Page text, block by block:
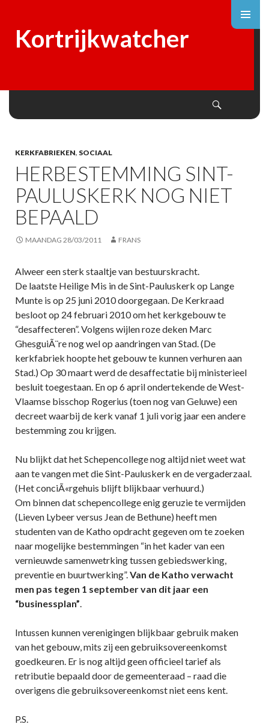
Kortrijkwatcher
KERKFABRIEKEN, SOCIAAL
HERBESTEMMING SINT-
PAULUSKERK NOG NIET
BEPAALD
MAANDAG 28/03/2011 FRANS
Alweer een sterk staaltje van bestuurskracht.
De laatste Heilige Mis in de Sint-Pauluskerk op Lange
Munte is op 25 juni 2010 doorgegaan. De Kerkraad
besloot op 24 februari 2010 om het kerkgebouw te
“desaffecteren”. Volgens wijlen roze deken Marc
GhesguiÃ¨re nog wel op aandringen van Stad. (De
kerkfabriek hoopte het gebouw te kunnen verhuren aan
Stad.) Op 30 maart werd de desaffectatie bij ministerieel
besluit toegestaan. En op 6 april ondertekende de West-
Vlaamse bisschop Rogerius (toen nog van Geluwe) een
decreet waarbij de kerk vanaf 1 juli vorig jaar een andere
bestemming zou krijgen.
Nu blijkt dat het Schepencollege nog altijd niet weet wat
aan te vangen met die Sint-Pauluskerk en de vergaderzaal.
(Het conciÃ«rgehuis blijft blijkbaar verhuurd.)
Om binnen dat schepencollege enig geruzie te vermijden
(Lieven Lybeer versus Jean de Bethune) heeft men
studenten van de Katho opdracht gegeven om te zoeken
naar mogelijke bestemmingen “in het kader van een
vernieuwde samenwetrking tussen gebiedswerking,
preventie en buurtwerking”.Van de Katho verwacht
men pas tegen 1 september van dit jaar een
“businessplan”.
Intussen kunnen verenigingen blijkbaar gebruik maken
van het gebouw, mits zij een gebruiksovereenkomst
goedkeuren. Er is nog altijd geen officieel tarief als
retributie bepaald door de gemeenteraad – raad die
overigens die gebruiksovereenkomst niet eens kent.
P.S.